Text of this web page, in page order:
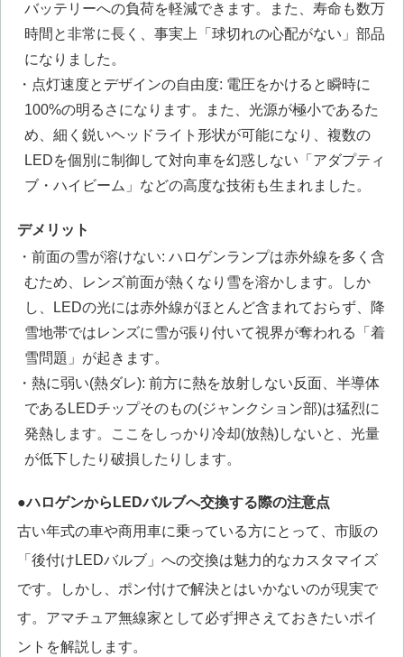
バッテリーへの負荷を軽減できます。また、寿命も数万
時間と非常に長く、事実上「球切れの心配がない」部品
になりました。
・点灯速度とデザインの自由度: 電圧をかけると瞬時に
100%の明るさになります。また、光源が極小であるた
め、細く鋭いヘッドライト形状が可能になり、複数の
LEDを個別に制御して対向車を幻惑しない「アダプティ
ブ・ハイビーム」などの高度な技術も生まれました。
デメリット
・前面の雪が溶けない: ハロゲンランプは赤外線を多く含
むため、レンズ前面が熱くなり雪を溶かします。しか
し、LEDの光には赤外線がほとんど含まれておらず、降
雪地帯ではレンズに雪が張り付いて視界が奪われる「着
雪問題」が起きます。
・熱に弱い(熱ダレ): 前方に熱を放射しない反面、半導体
であるLEDチップそのもの(ジャンクション部)は猛烈に
発熱します。ここをしっかり冷却(放熱)しないと、光量
が低下したり破損したりします。
●ハロゲンからLEDバルブへ交換する際の注意点
古い年式の車や商用車に乗っている方にとって、市販の
「後付けLEDバルブ」への交換は魅力的なカスタマイズ
です。しかし、ポン付けで解決とはいかないのが現実で
す。アマチュア無線家として必ず押さえておきたいポイ
ントを解説します。